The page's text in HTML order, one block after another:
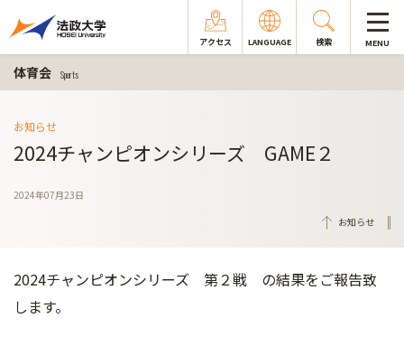
アクセス LANGUAGE 検索 MENU
体育会 Sports
お知らせ
2024チャンピオンシリーズ GAME２
2024年07月23日
お知らせ
2024チャンピオンシリーズ 第２戦 の結果をご報告致
します。